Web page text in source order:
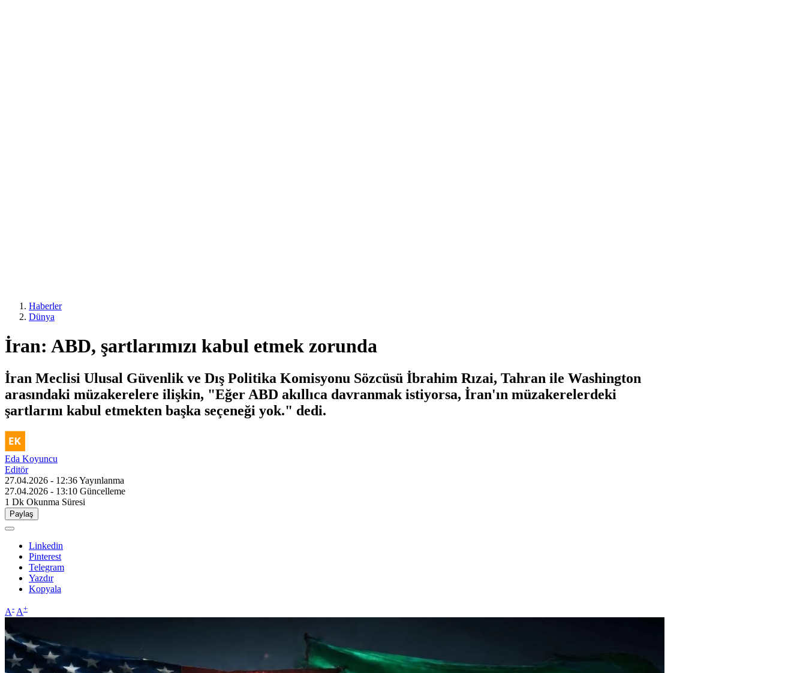
Haberler
Dünya
İran: ABD, şartlarımızı kabul etmek zorunda
İran Meclisi Ulusal Güvenlik ve Dış Politika Komisyonu Sözcüsü İbrahim Rızai, Tahran ile Washington
arasındaki müzakerelere ilişkin, "Eğer ABD akıllıca davranmak istiyorsa, İran'ın müzakerelerdeki
şartlarını kabul etmekten başka seçeneği yok." dedi.
Eda Koyuncu
Editör
27.04.2026 - 12:36Yayınlanma
27.04.2026 - 13:10 Güncelleme
1 Dk Okunma Süresi
Paylaş
Linkedin
Pinterest
Telegram
Yazdır
Kopyala
A- A+